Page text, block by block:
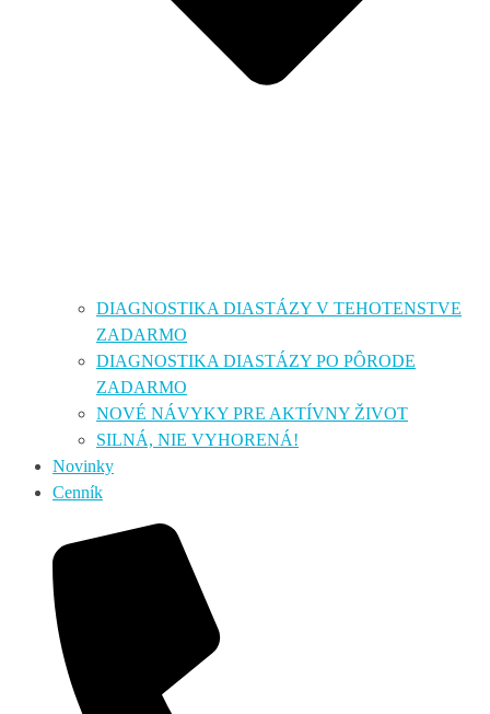
DIAGNOSTIKA DIASTÁZY V TEHOTENSTVE
ZADARMO
DIAGNOSTIKA DIASTÁZY PO PÔRODE
ZADARMO
NOVÉ NÁVYKY PRE AKTÍVNY ŽIVOT
SILNÁ, NIE VYHORENÁ!
Novinky
Cenník